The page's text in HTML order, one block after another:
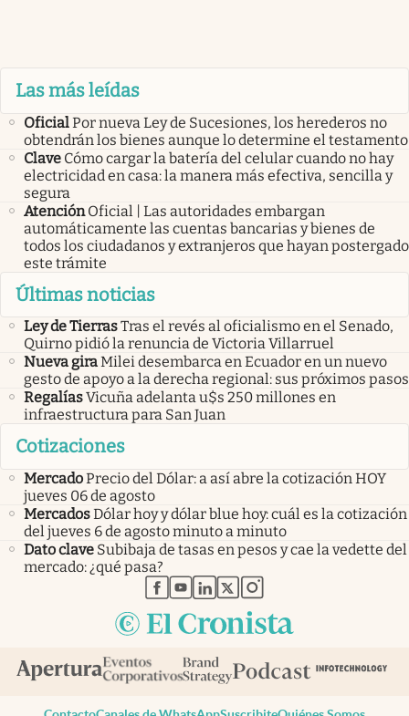
Las más leídas
OficialPor nueva Ley de Sucesiones, los herederos no
obtendrán los bienes aunque lo determine el testamento
Clave Cómo cargar la batería del celular cuando no hay
electricidad en casa: la manera más efectiva, sencilla y
segura
Atención Oficial | Las autoridades embargan
automáticamente las cuentas bancarias y bienes de
todos los ciudadanos y extranjeros que hayan postergado
este trámite
Últimas noticias
Ley de TierrasTras el revés al oficialismo en el Senado,
Quirno pidió la renuncia de Victoria Villarruel
Nueva giraMilei desembarca en Ecuador en un nuevo
gesto de apoyo a la derecha regional: sus próximos pasos
RegalíasVicuña adelanta u$s 250 millones en
infraestructura para San Juan
Cotizaciones
MercadoPrecio del Dólar: a así abre la cotización HOY
jueves 06 de agosto
MercadosDólar hoy y dólar blue hoy: cuál es la cotización
del jueves 6 de agosto minuto a minuto
Dato clave Subibaja de tasas en pesos y cae la vedette del
mercado: ¿qué pasa?
abre en nueva pestaña
abre en nueva pestaña
abre en nueva pestaña
abre en nueva pestaña
abre en nueva pestaña